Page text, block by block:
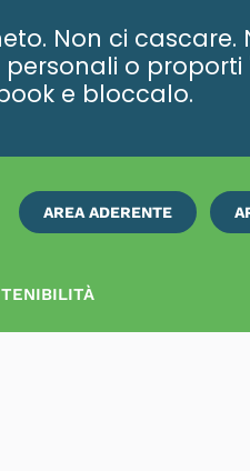
Non ci cascare.
o proporti
e bloccalo.
AREA ADERENTE